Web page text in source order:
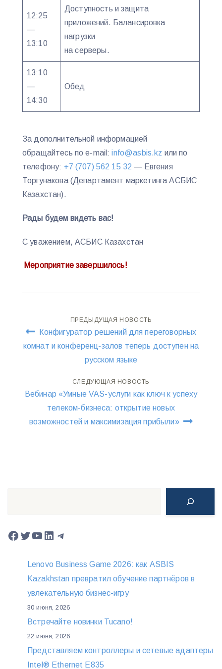
12:25
—
13:10
Доступность и защита
приложений. Балансировка
нагрузки
на серверы.
13:10
—
14:30
Обед
За дополнительной информацией
обращайтесь по e-mail:info@asbis.kz или по
телефону: +7 (707) 562 15 32 — Евгения
Торгунакова (Департамент маркетинга АСБИС
Казахстан).
Рады будем видеть вас!
С уважением, АСБИС Казахстан
Мероприятие завершилось!
Навигация
по
ПРЕДЫДУЩАЯ НОВОСТЬ
Конфигуратор решений для переговорных
комнат и конференц-залов теперь доступен на
русском языке
СЛЕДУЮЩАЯ НОВОСТЬ
Вебинар «Умные VAS-услуги как ключ к успеху
телеком-бизнеса: открытие новых
возможностей и максимизация прибыли»‎
Facebook
Twitter
YouTube
LinkedIn
Telegram
Lenovo Business Game 2026: как ASBIS
Kazakhstan превратил обучение партнёров в
увлекательную бизнес-игру
30 июня, 2026
Встречайте новинки Tucano!
22 июня, 2026
Представляем контроллеры и сетевые адаптеры
Intel® Ethernet E835